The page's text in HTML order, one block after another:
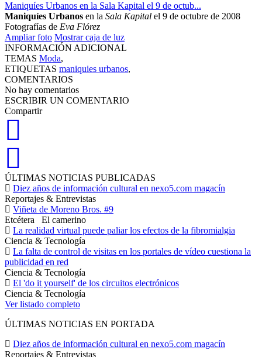
Maniquíes Urbanos en la Sala Kapital el 9 de octub...
Maniquíes Urbanos en la Sala Kapital el 9 de octubre de 2008
Fotografías de Eva Flórez
Ampliar foto Mostrar caja de luz
INFORMACIÓN ADICIONAL
TEMAS Moda,
ETIQUETAS maniquies urbanos,
COMENTARIOS
No hay comentarios
ESCRIBIR UN COMENTARIO
Compartir
ÚLTIMAS NOTICIAS PUBLICADAS
Diez años de información cultural en nexo5.com magacín
Reportajes & Entrevistas
Viñeta de Moreno Bros. #9
Etcétera
El camerino
La realidad virtual puede paliar los efectos de la fibromialgia
Ciencia & Tecnología
La falta de control de visitas en los portales de vídeo cuestiona la
publicidad en red
Ciencia & Tecnología
El 'do it yourself' de los circuitos electrónicos
Ciencia & Tecnología
Ver listado completo
ÚLTIMAS NOTICIAS EN PORTADA
Diez años de información cultural en nexo5.com magacín
Reportajes & Entrevistas